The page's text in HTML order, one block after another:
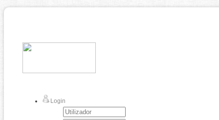
Login